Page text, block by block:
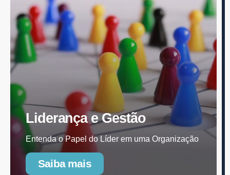
Liderança e Gestão
Entenda o Papel do Líder em uma Organização
Saiba mais